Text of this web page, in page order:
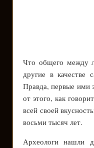
Что общего между
другие в качестве
Правда, первые ими
от этого, как
всей своей
восьми тысяч лет.
Археологи нашли